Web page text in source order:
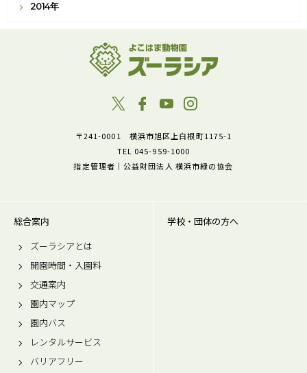
2014年
〒241-0001 横浜市旭区上白根町1175-1
TEL 045-959-1000
指定管理者｜公益財団法人 横浜市緑の協会
総合案内
ズーラシアとは
開園時間・入園料
交通案内
園内マップ
園内バス
レンタルサービス
バリアフリー
学校・団体の方へ